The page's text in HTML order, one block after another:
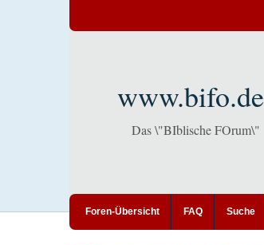
www.bifo.de
Das \"BIblische FOrum\"
Foren-Übersicht FAQ Suche